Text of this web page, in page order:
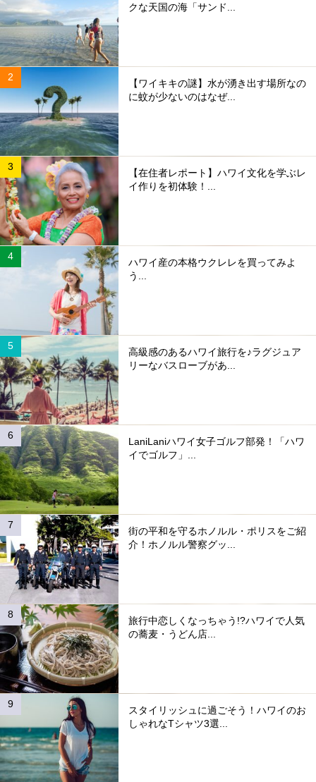
クな天国の海「サンド...
【ワイキキの謎】水が湧き出す場所なの
に蚊が少ないのはなぜ...
【在住者レポート】ハワイ文化を学ぶレ
イ作りを初体験！...
ハワイ産の本格ウクレレを買ってみよ
う...
高級感のあるハワイ旅行を♪ラグジュア
リーなバスローブがあ...
LaniLaniハワイ女子ゴルフ部発！「ハワ
イでゴルフ」...
街の平和を守るホノルル・ポリスをご紹
介！ホノルル警察グッ...
旅行中恋しくなっちゃう!?ハワイで人気
の蕎麦・うどん店...
スタイリッシュに過ごそう！ハワイのお
しゃれなTシャツ3選...